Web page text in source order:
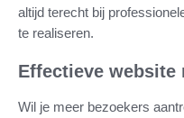
altijd terecht bij
te realiseren.
Effectieve website
Wil je meer bezoekers